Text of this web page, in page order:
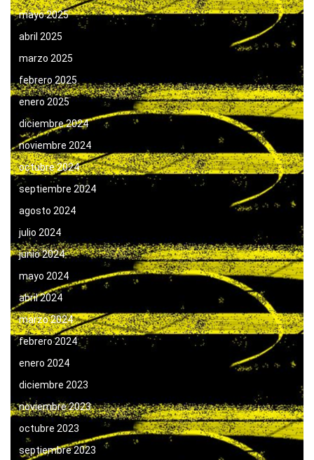
mayo 2025
abril 2025
marzo 2025
febrero 2025
enero 2025
diciembre 2024
noviembre 2024
octubre 2024
septiembre 2024
agosto 2024
julio 2024
junio 2024
mayo 2024
abril 2024
marzo 2024
febrero 2024
enero 2024
diciembre 2023
noviembre 2023
octubre 2023
septiembre 2023